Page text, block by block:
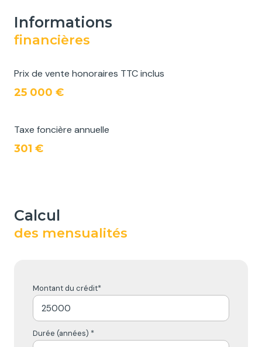
informations
financières
Prix de vente honoraires TTC inclus
25 000 €
Taxe foncière annuelle
301 €
calcul
des mensualités
Montant du crédit*
Durée (années) *